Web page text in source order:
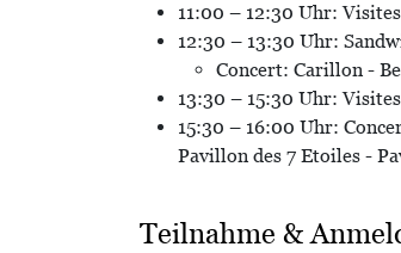
11:00 – 12:30 Uhr:
12:30 – 13:30 Uhr:
Concert: Carillon -
13:30 – 15:30 Uhr:
15:30 – 16:00 Uhr:
Pavillon des 7 Etoiles -
Teilnahme &